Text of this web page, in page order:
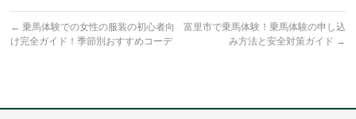
← 乗馬体験での女性の服装の初心者向
け完全ガイド！季節別おすすめコーデ
富里市で乗馬体験！乗馬体験の申し込
み方法と安全対策ガイド →